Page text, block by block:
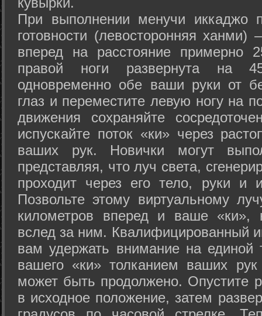
При выполнении менучи иккаджо
готовности (левосторонняя
вперед на расстояние примерно
правой ноги развернута на
одновременно обе ваши руки от
глаз и переместите левую ногу на
движения сохраняйте
испускайте поток «ки» через
ваших рук. Новички могут
представляя, что луч света,
проходит через его тело, руки и
Позвольте этому виртуальному
километров вперед и ваше «ки»,
вслед за ним. Квалифицированный
вам удержать внимание на единой
вашего «ки» толканием ваших
может быть продолжено. Опустите
в исходное положение, затем